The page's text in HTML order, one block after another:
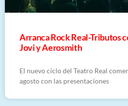
Arranca Rock Real-Tributos
Jovi y Aerosmith
El nuevo ciclo del Teatro Real
agosto con las presentaciones